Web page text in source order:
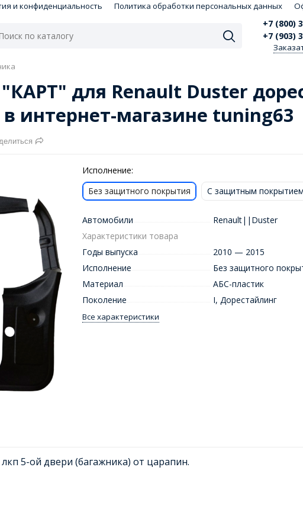
и конфиденциальность Политика обработки персональных данных
+7 (800)
+7 (903)
для Renault Duster
интернет-магазине tuning63
Исполнение:
Без защитного покрытия
С защитным
Автомобили
Renault||Duster
Характеристики товара
Годы выпуска
2010 — 2015
Исполнение
Без защитного
Материал
АБС-пластик
Поколение
I, Дорестайлинг
Все характеристики
5-ой двери (багажника) от царапин.